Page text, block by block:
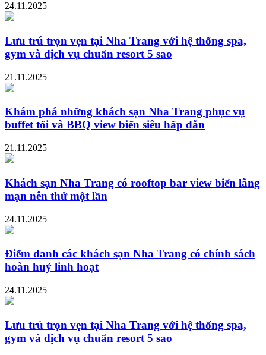
24.11.2025
Lưu trú trọn vẹn tại Nha Trang với hệ thống spa,
gym và dịch vụ chuẩn resort 5 sao
21.11.2025
Khám phá những khách sạn Nha Trang phục vụ
buffet tối và BBQ view biển siêu hấp dẫn
21.11.2025
Khách sạn Nha Trang có rooftop bar view biển lãng
mạn nên thử một lần
24.11.2025
Điểm danh các khách sạn Nha Trang có chính sách
hoàn huỷ linh hoạt
24.11.2025
Lưu trú trọn vẹn tại Nha Trang với hệ thống spa,
gym và dịch vụ chuẩn resort 5 sao